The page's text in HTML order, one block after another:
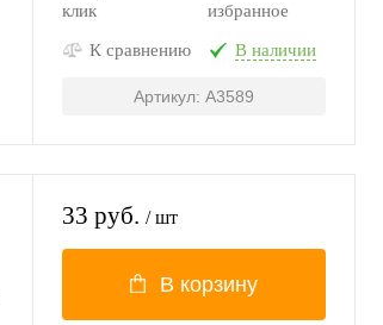
клик
избранное
К сравнению В наличии
Артикул: A3589
33 руб. / шт
В корзину